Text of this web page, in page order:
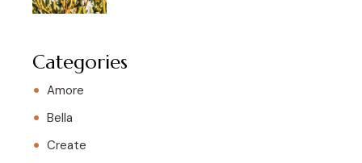
Categories
Amore
Bella
Create